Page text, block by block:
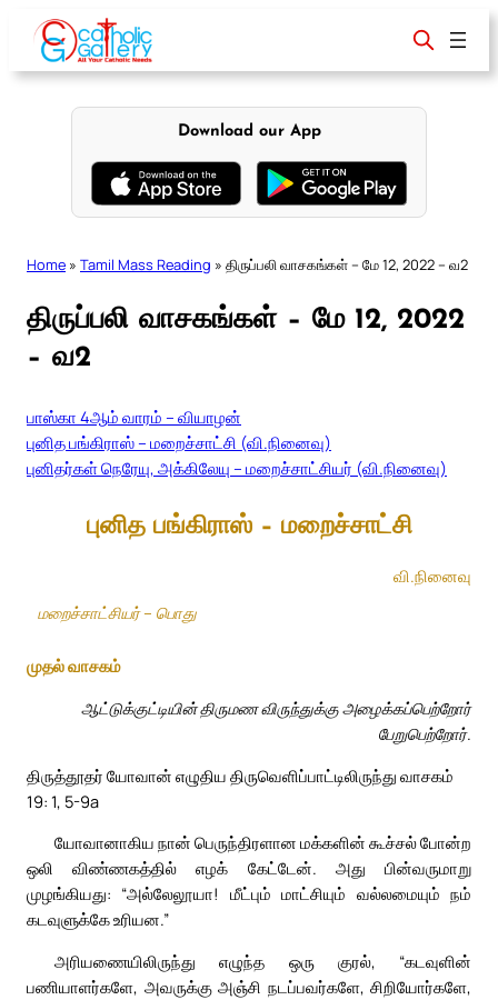
content
Download our App
Home » Tamil Mass Reading » திருப்பலி வாசகங்கள் – மே 12, 2022 – வ2
திருப்பலி வாசகங்கள் – மே 12, 2022
– வ2
பாஸ்கா 4ஆம் வாரம் – வியாழன்
புனித பங்கிராஸ் – மறைச்சாட்சி (வி.நினைவு)
புனிதர்கள் நெரேயு, அக்கிலேயு – மறைச்சாட்சியர் (வி.நினைவு)
புனித பங்கிராஸ் – மறைச்சாட்சி
வி.நினைவு
மறைச்சாட்சியர் – பொது
முதல் வாசகம்
ஆட்டுக்குட்டியின் திருமண விருந்துக்கு அழைக்கப்பெற்றோர்
பேறுபெற்றோர்.
திருத்தூதர் யோவான் எழுதிய திருவெளிப்பாட்டிலிருந்து வாசகம்
19: 1, 5-9a
யோவானாகிய நான் பெருந்திரளான மக்களின் கூச்சல் போன்ற
ஒலி விண்ணகத்தில் எழக் கேட்டேன். அது பின்வருமாறு
முழங்கியது: “அல்லேலூயா! மீட்பும் மாட்சியும் வல்லமையும் நம்
கடவுளுக்கே உரியன.”
அரியணையிலிருந்து எழுந்த ஒரு குரல், “கடவுளின்
பணியாளர்களே, அவருக்கு அஞ்சி நடப்பவர்களே, சிறியோர்களே,